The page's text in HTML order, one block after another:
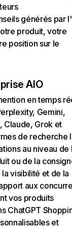
générés par
produit, votre
position sur le
AIO
en temps
Gemini,
Claude, Grok et
de recherche
au niveau de
ou de la
visibilité et de la
aux
vos produits
ChatGPT
et